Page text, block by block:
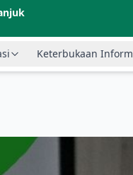
Keterbukaan